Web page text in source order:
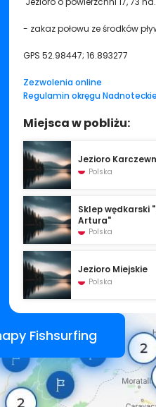
- zakaz połowu ze środków
GPS 52.98447; 16.893277
Zezwolenia online
Regulamin okręgu
Miejsca w pobliżu:
Jezioro
Polska
Sklep wędkarski
Artura"
Polska
Jezioro Miejskie
Polska
Fishsurfing